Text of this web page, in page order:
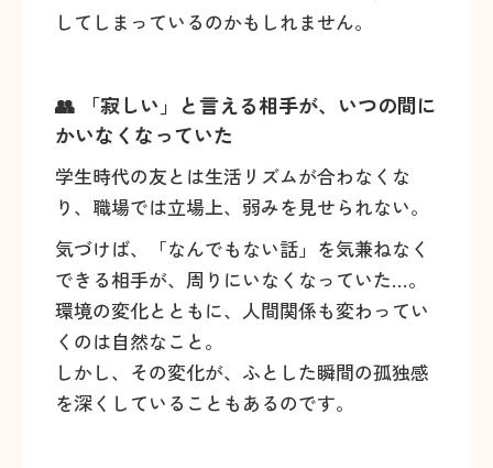
してしまっているのかもしれません。
👥 「寂しい」と言える相手が、いつの間に
かいなくなっていた
学生時代の友とは生活リズムが合わなくな
り、職場では立場上、弱みを見せられない。
気づけば、「なんでもない話」を気兼ねなく
できる相手が、周りにいなくなっていた…。
環境の変化とともに、人間関係も変わってい
くのは自然なこと。
しかし、その変化が、ふとした瞬間の孤独感
を深くしていることもあるのです。